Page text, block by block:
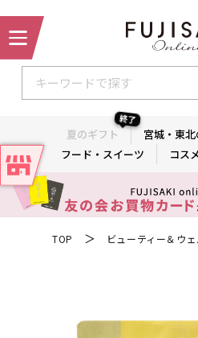
夏のギフト
終了
宮城・東
フード・スイーツ
コス
TOP ＞ ビューティー＆ウ